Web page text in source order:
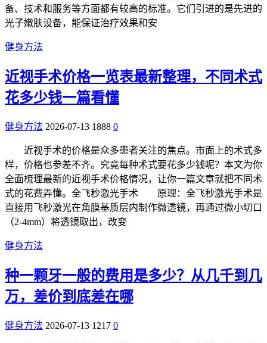
备、技术和服务等方面都有较高的标准。它们引进的是先进的
光子嫩肤设备，能保证治疗效果和安
健身方法
近视手术价格一览表最新整理，不同术式
花多少钱一篇看懂
健身方法 2026-07-13 1888 0
近视手术的价格是众多患者关注的焦点。市面上的术式多
样，价格也参差不齐。究竟每种术式要花多少钱呢？本文为你
全面梳理最新的近视手术价格情况，让你一篇文章就把不同术
式的花费弄懂。全飞秒激光手术 原理：全飞秒激光手术是
直接用飞秒激光在角膜基质层内制作微透镜，再通过微小切口
（2-4mm）将透镜取出，改变
健身方法
种一颗牙一般的费用是多少？从几千到几
万，差价到底差在哪
健身方法 2026-07-13 1217 0